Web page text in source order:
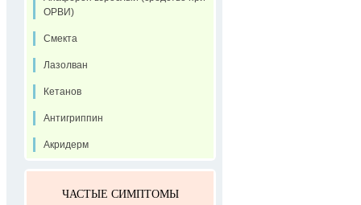
ОРВИ)
Смекта
Лазолван
Кетанов
Антигриппин
Акридерм
ЧАСТЫЕ СИМПТОМЫ